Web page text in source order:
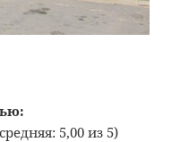
Кафе «Надежда»
5,00 из 5)